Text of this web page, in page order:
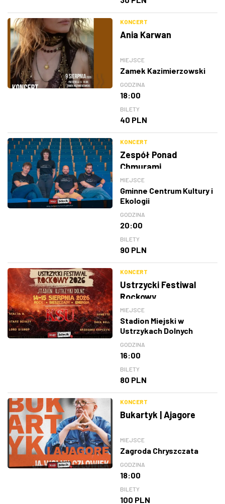
KONCERT
Ania Karwan
MIEJSCE
Zamek Kazimierzowski
GODZINA
18:00
BILETY
40 PLN
KONCERT
Zespół Ponad
Chmurami
MIEJSCE
Gminne Centrum Kultury i
Ekologii
GODZINA
20:00
BILETY
90 PLN
KONCERT
Ustrzycki Festiwal
Rockowy
MIEJSCE
Stadion Miejski w
Ustrzykach Dolnych
GODZINA
16:00
BILETY
80 PLN
KONCERT
Bukartyk | Ajagore
MIEJSCE
Zagroda Chryszczata
GODZINA
18:00
BILETY
100 PLN